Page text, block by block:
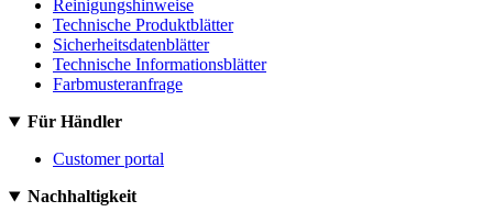
Reinigungshinweise
Technische Produktblätter
Sicherheitsdatenblätter
Technische Informationsblätter
Farbmusteranfrage
Für Händler
Customer portal
Nachhaltigkeit